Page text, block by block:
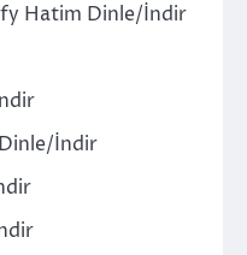
Hatim Dinle/İndir
İndir